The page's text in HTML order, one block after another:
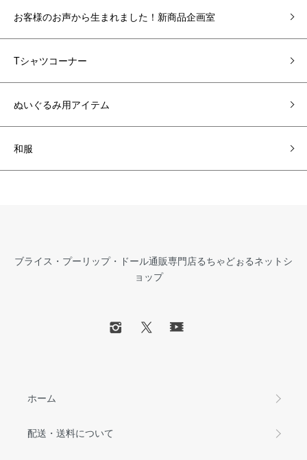
お客様のお声から生まれました！新商品企画室
Tシャツコーナー
ぬいぐるみ用アイテム
和服
ブライス・プーリップ・ドール通販専門店るちゃどぉるネットシ
ョップ
ホーム
配送・送料について